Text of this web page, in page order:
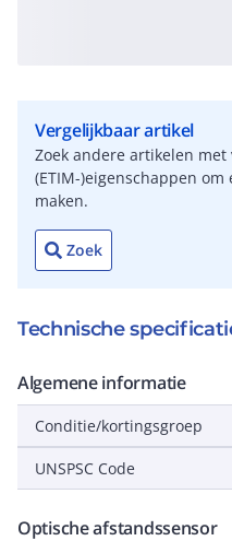
Vergelijkbaar artikel
Zoek andere artikelen
(ETIM-)eigenschappen
maken.
Zoek
Technische
Algemene informatie
Conditie/kortingsgroep
UNSPSC Code
Optische afstandssensor